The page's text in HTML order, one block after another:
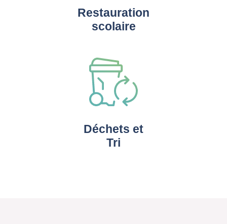
Restauration
scolaire
Déchets et
Tri